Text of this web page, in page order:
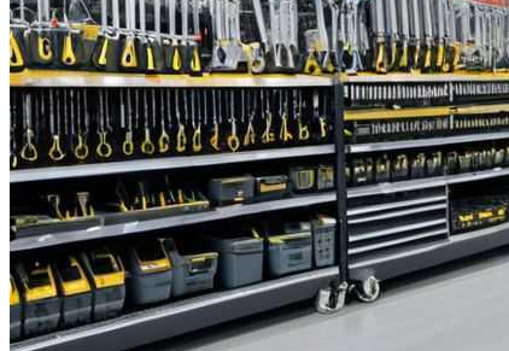
Видео